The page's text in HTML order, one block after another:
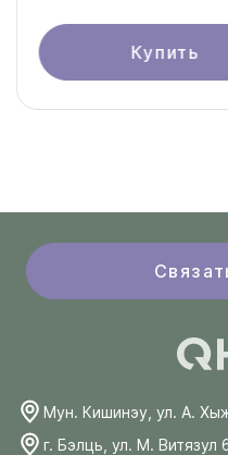
Купить
Мун. Кишинэу, ул. А.
г. Бэлць, ул. М. Витязул